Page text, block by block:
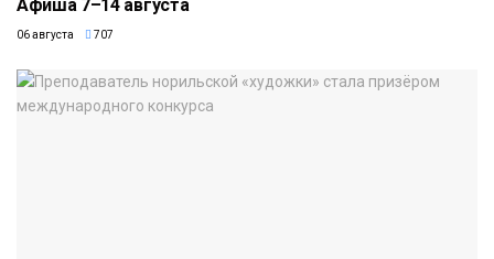
Афиша 7–14 августа
06 августа 707